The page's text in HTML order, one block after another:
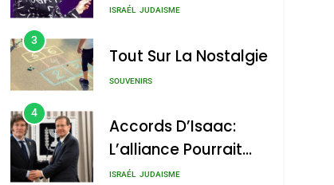
Nouvelle Chanson De
ISRAÉL JUDAISME
3
Tout Sur La Nostalgie
SOUVENIRS
4
Accords D’Isaac:
L’alliance Pourrait
S’étendre À 13 Pays
ISRAÉL JUDAISME